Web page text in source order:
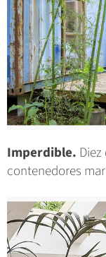
Imperdible.
contenedores